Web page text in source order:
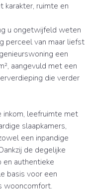
karakter, ruimte en
u ongetwijfeld weten
perceel van maar liefst
een
aangevuld met een
die verder
inkom, leefruimte met
slaapkamers,
een inpandige
de degelijke
en authentieke
basis voor een
wooncomfort.